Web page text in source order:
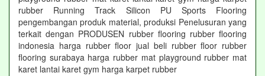
rubber Running Track Silicon PU Sports Flooring
pengembangan produk material, produksi Penelusuran yang
terkait dengan PRODUSEN rubber flooring rubber flooring
indonesia harga rubber floor jual beli rubber floor rubber
flooring surabaya harga rubber mat playground rubber mat
karet lantai karet gym harga karpet rubber